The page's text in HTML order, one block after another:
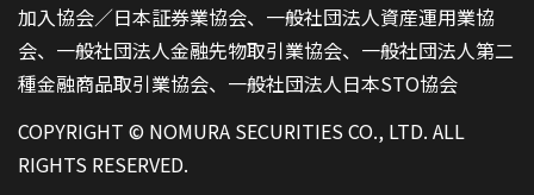
加入協会／日本証券業協会、一般社団法人資産運用業協
会、一般社団法人金融先物取引業協会、一般社団法人第二
種金融商品取引業協会、一般社団法人日本STO協会
COPYRIGHT © NOMURA SECURITIES CO., LTD. ALL
RIGHTS RESERVED.